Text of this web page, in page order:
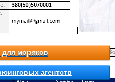
для моряков
агентств